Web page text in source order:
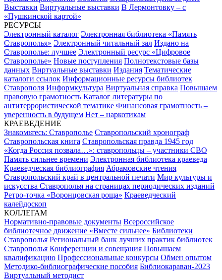
Выставки Виртуальные выставки В Лермонтовку – с
«Пушкинской картой»
РЕСУРСЫ
Электронный каталог Электронная библиотека «Память
Ставрополья» Электронный читальный зал Издано на
Ставрополье: лучшее Электронный ресурс «Цифровое
Ставрополье» Новые поступления Полнотекстовые базы
данных Виртуальные выставки Издания Тематические
каталоги ссылок Информационные ресурсы библиотек
Ставрополя Информкультура Виртуальная справка Повышаем
правовую грамотность Каталог литературы по
антитеррористической тематике Финансовая грамотность –
уверенность в будущем Нет – наркотикам
КРАЕВЕДЕНИЕ
Знакомьтесь: Ставрополье Ставропольский хронограф
Ставропольская книга Ставропольская правда 1945 год
«Когда Россия позвала…»: ставропольцы – участники СВО
Память сильнее времени Электронная библиотека краеведа
Краеведческая библиография Абрамовские чтения
Ставропольский край в центральной печати Мир культуры и
искусства Ставрополья на страницах периодических изданий
Ретро-точка «Воронцовская роща» Краеведческий
калейдоскоп
КОЛЛЕГАМ
Нормативно-правовые документы Всероссийское
библиотечное движение «Вместе сильнее» Библиотеки
Ставрополья Региональный банк лучших практик библиотек
Ставрополья Конференции и совещания Повышаем
квалификацию Профессиональные конкурсы Обмен опытом
Методико-библиографические пособия Библиокараван-2023
Виртуальный методист